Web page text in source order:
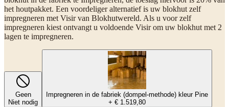
het houtpakket. Een voordeliger alternatief is uw blokhut zelf
impregneren met Visir van Blokhutwereld. Als u voor zelf
impregneren kiest ontvangt u voldoende Visir om uw blokhut met 2
lagen te impregneren.
Geen
Niet nodig
Impregneren in de fabriek (dompel-methode) kleur Pine
+ € 1.519,80